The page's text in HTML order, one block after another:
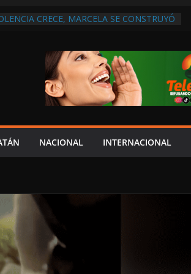
CRECE, MARCELA SE CONSTRUYÓ
EMPLEOS
NO PAGA A PROVEEDORES, PEMEX LA
QUE HAY UN PROYECTO PARA
CULTURAL MULTIFUNCIONAL EN EL
AUTORIZACIÓN MÉDICA PARA FIJAR
RESPONSABLE DEL ACCIDENTE
NACIONAL INTERNACIONAL